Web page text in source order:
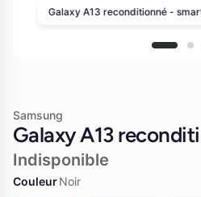
Galaxy A13 reconditionné -
Samsung
Galaxy A13
Indisponible
CouleurNoir